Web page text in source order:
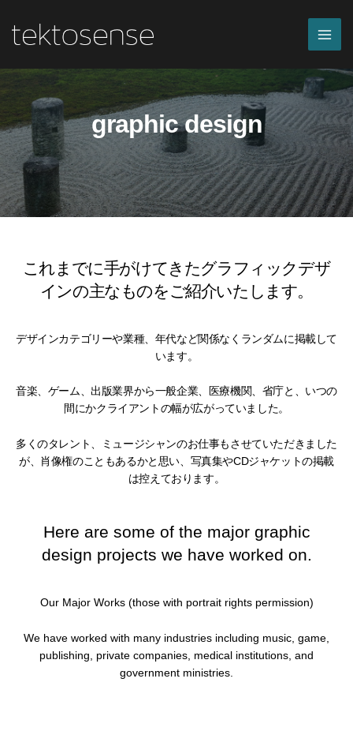
ス
キ
ッ
プ
graphic design
これまでに手がけてきたグラフィックデザ
インの主なものをご紹介いたします。
デザインカテゴリーや業種、年代など関係なくランダムに掲載して
います。
音楽、ゲーム、出版業界から一般企業、医療機関、省庁と、いつの
間にかクライアントの幅が広がっていました。
多くのタレント、ミュージシャンのお仕事もさせていただきました
が、肖像権のこともあるかと思い、写真集やCDジャケットの掲載
は控えております。
Here are some of the major graphic
design projects we have worked on.
Our Major Works (those with portrait rights permission)
We have worked with many industries including music, game,
publishing, private companies, medical institutions, and
government ministries.